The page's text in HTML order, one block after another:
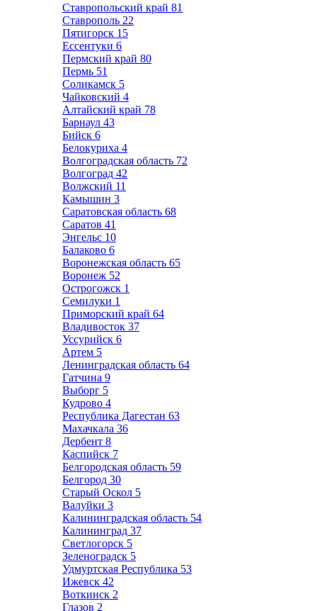
Ставропольский край 81
Ставрополь 22
Пятигорск 15
Ессентуки 6
Пермский край 80
Пермь 51
Соликамск 5
Чайковский 4
Алтайский край 78
Барнаул 43
Бийск 6
Белокуриха 4
Волгоградская область 72
Волгоград 42
Волжский 11
Камышин 3
Саратовская область 68
Саратов 41
Энгельс 10
Балаково 6
Воронежская область 65
Воронеж 52
Острогожск 1
Семилуки 1
Приморский край 64
Владивосток 37
Уссурийск 6
Артем 5
Ленинградская область 64
Гатчина 9
Выборг 5
Кудрово 4
Республика Дагестан 63
Махачкала 36
Дербент 8
Каспийск 7
Белгородская область 59
Белгород 30
Старый Оскол 5
Валуйки 3
Калининградская область 54
Калининград 37
Светлогорск 5
Зеленоградск 5
Удмуртская Республика 53
Ижевск 42
Воткинск 2
Глазов 2